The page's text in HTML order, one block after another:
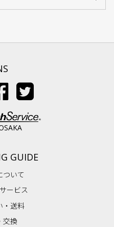
GUIDE
ついて
ービス
・送料
交換